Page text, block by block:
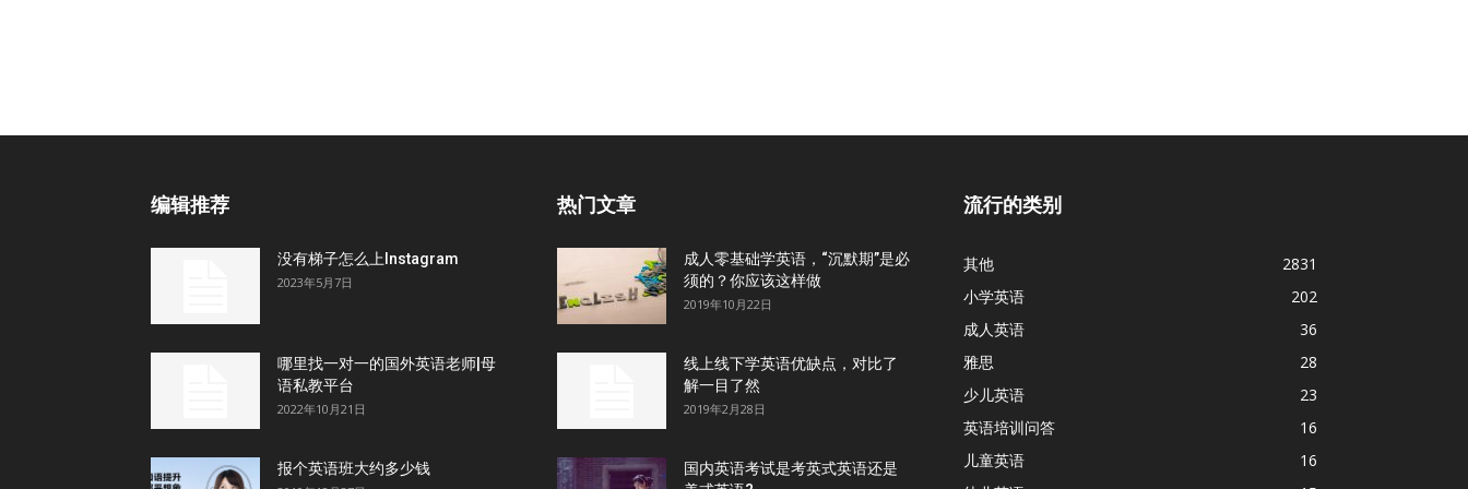
编辑推荐
没有梯子怎么上Instagram
2023年5月7日
哪里找一对一的国外英语老师|母
语私教平台
2022年10月21日
报个英语班大约多少钱
热门文章
成人零基础学英语，“沉默期”是必
须的？你应该这样做
2019年10月22日
线上线下学英语优缺点，对比了
解一目了然
2019年2月28日
国内英语考试是考英式英语还是
流行的类别
其他
2831
小学英语
202
成人英语
36
雅思
28
少儿英语
23
英语培训问答
16
儿童英语
16